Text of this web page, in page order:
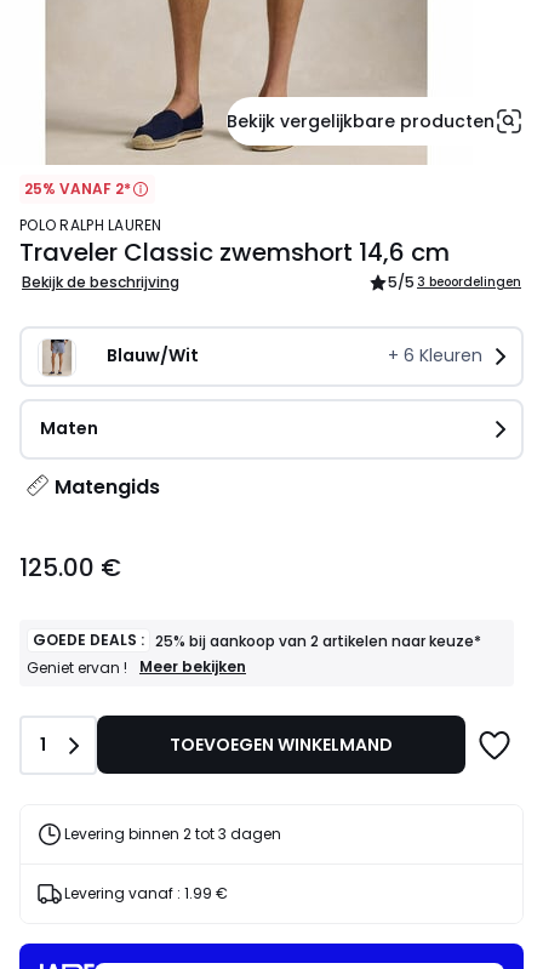
Bekijk vergelijkbare producten
25% VANAF 2*
POLO RALPH LAUREN
Traveler Classic zwemshort 14,6 cm
Bekijk de beschrijving 5/5 3 beoordelingen
Blauw/Wit + 6 Kleuren
Maten
Matengids
€.
125.00 €
GOEDE DEALS : 25% bij aankoop van 2 artikelen naar keuze*
Geniet ervan !
GOEDE
artikelen
Geniet
Meer bekijken
Aantal
1 TOEVOEGEN WINKELMAND
Levering binnen 2 tot 3 dagen
Levering vanaf : 1.99 €